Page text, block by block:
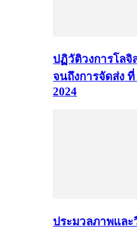
ปฏิวัติวงการโล
จนถึงการจัดส่ง ที่
2024
ประมวลภาพแล